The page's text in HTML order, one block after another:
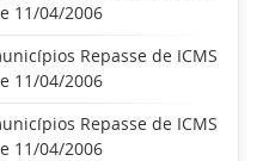
11/04/2006
Repasse de ICMS
11/04/2006
Repasse de ICMS
11/04/2006